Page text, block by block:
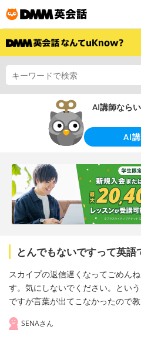
AI講師なら
AI
とんでもないですって英語
スカイプの返信遅くなってごめん
す。気にしないでください。とい
ですが言葉が出てこなかったので教
SENAさん